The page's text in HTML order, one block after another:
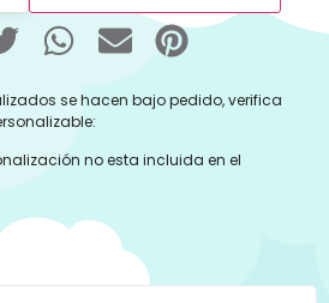
se hacen bajo pedido, verifica
no esta incluida en el